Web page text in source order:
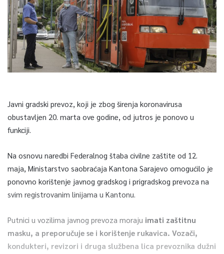
Javni gradski prevoz, koji je zbog širenja koronavirusa
obustavljen 20. marta ove godine, od jutros je ponovo u
funkciji.
Na osnovu naredbi Federalnog štaba civilne zaštite od 12.
maja, Ministarstvo saobraćaja Kantona Sarajevo omogućilo je
ponovno korištenje javnog gradskog i prigradskog prevoza na
svim registrovanim linijama u Kantonu.
Putnici u vozilima javnog prevoza moraju imati zaštitnu
masku, a preporučuje se i korištenje rukavica. Vozači,
kondukteri, revizori i druga službena lica prevoznika dužni